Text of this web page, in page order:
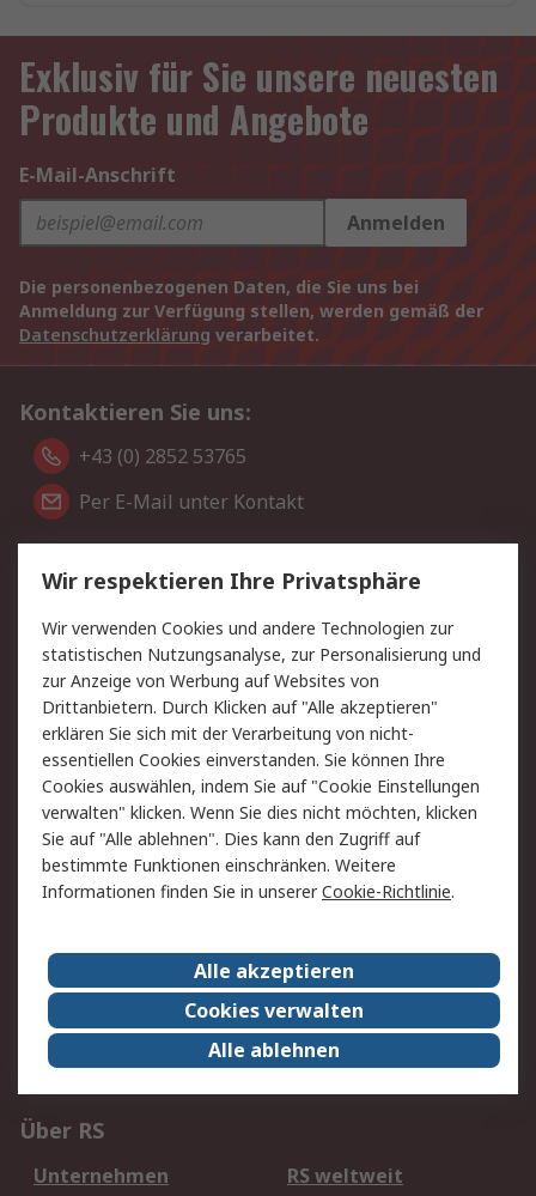
Exklusiv für Sie unsere neuesten
Produkte und Angebote
E-Mail-Anschrift
Anmelden
Die personenbezogenen Daten, die Sie uns bei
Anmeldung zur Verfügung stellen, werden gemäß der
Datenschutzerklärung verarbeitet.
Kontaktieren Sie uns:
+43 (0) 2852 53765
Per E-Mail unter Kontakt
Wir akzeptieren:
Service
Value Added Services
Lieferlösungen
Rücksendung/Entsorgung Kontakt
Hilfe
RS Verkaufs- und
Lieferbedingungen
Datenschutz
Cookie-Richtlinie
Zahlungsbedingungen
Impressum
Webseite Konditionen
Über RS
Unternehmen RS weltweit
Wir respektieren Ihre Privatsphäre
Wir verwenden Cookies und andere Technologien zur
statistischen Nutzungsanalyse, zur Personalisierung und
zur Anzeige von Werbung auf Websites von
Drittanbietern. Durch Klicken auf "Alle akzeptieren"
erklären Sie sich mit der Verarbeitung von nicht-
essentiellen Cookies einverstanden. Sie können Ihre
Cookies auswählen, indem Sie auf "Cookie Einstellungen
verwalten" klicken. Wenn Sie dies nicht möchten, klicken
Sie auf "Alle ablehnen". Dies kann den Zugriff auf
bestimmte Funktionen einschränken. Weitere
Informationen finden Sie in unsererCookie-Richtlinie.
Alle akzeptieren
Cookies verwalten
Alle ablehnen